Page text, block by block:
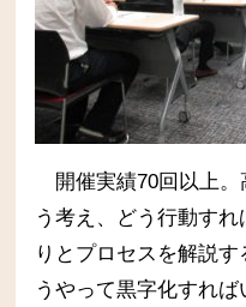
開催実績70回以上
う考え、どう行動す
りとプロセスを解説
うやって黒字化すれ